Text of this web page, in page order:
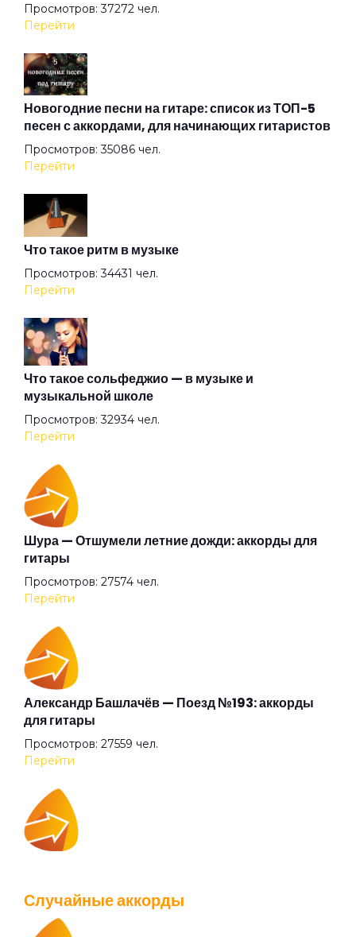
Военно-морская любовь
Волкодавы
Ворон (remix)
Времечко
Время
Вставай
Год
Гопники
Дальнобой
Дезертиры любви
Демонстрация
Дом
Домой
Дороги
Просмотров: 37272 чел.
Перейти
Новогодние песни на гитаре: список из ТОП-5
песен с аккордами, для начинающих гитаристов
Просмотров: 35086 чел.
Перейти
Что такое ритм в музыке
Просмотров: 34431 чел.
Перейти
Что такое сольфеджио — в музыке и
музыкальной школе
Просмотров: 32934 чел.
Перейти
Шура — Отшумели летние дожди: аккорды для
гитары
Просмотров: 27574 чел.
Перейти
Александр Башлачёв — Поезд №193: аккорды
для гитары
Просмотров: 27559 чел.
Перейти
Перейти
Случайные аккорды